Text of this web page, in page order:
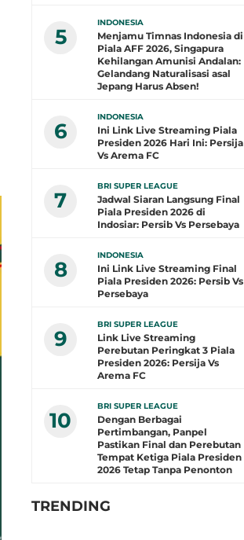
5
INDONESIA
Menjamu Timnas Indonesia di
Piala AFF 2026, Singapura
Kehilangan Amunisi Andalan:
Gelandang Naturalisasi asal
Jepang Harus Absen!
6
INDONESIA
Ini Link Live Streaming Piala
Presiden 2026 Hari Ini: Persija
Vs Arema FC
7
BRI SUPER LEAGUE
Jadwal Siaran Langsung Final
Piala Presiden 2026 di
Indosiar: Persib Vs Persebaya
8
INDONESIA
Ini Link Live Streaming Final
Piala Presiden 2026: Persib Vs
Persebaya
9
BRI SUPER LEAGUE
Link Live Streaming
Perebutan Peringkat 3 Piala
Presiden 2026: Persija Vs
Arema FC
10
BRI SUPER LEAGUE
Dengan Berbagai
Pertimbangan, Panpel
Pastikan Final dan Perebutan
Tempat Ketiga Piala Presiden
2026 Tetap Tanpa Penonton
TRENDING